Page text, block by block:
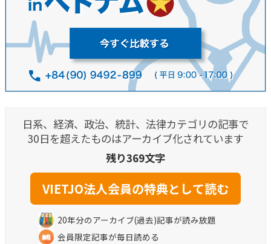
日系、経済、政治、統計、法律カテゴリの記事で
30日を超えたものはアーカイブ化されています
残り369文字
20年分のアーカイブ(過去)記事が読み放題
会員限定記事が毎日読める